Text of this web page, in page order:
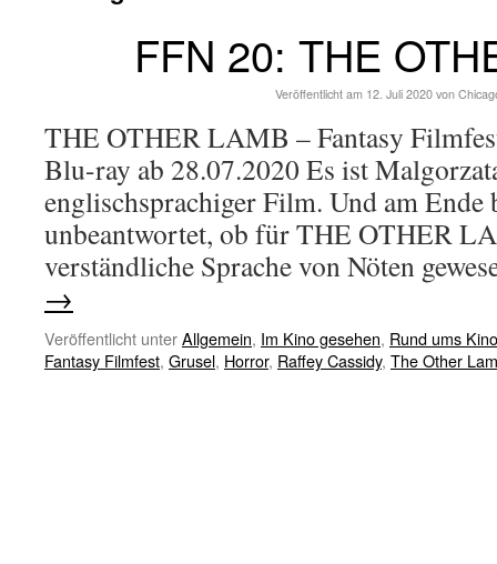
FFN 20: THE
Veröffentlicht am 12. Juli 2020 von
THE OTHER LAMB – Fantasy
Blu-ray ab 28.07.2020 Es ist
englischsprachiger Film. Und am Ende
unbeantwortet, ob für THE OTHER
verständliche Sprache von Nöten
→
Veröffentlicht unterAllgemein, Im Kino gesehen, Rund ums Kino
Fantasy Filmfest, Grusel, Horror, Raffey Cassidy, The Other